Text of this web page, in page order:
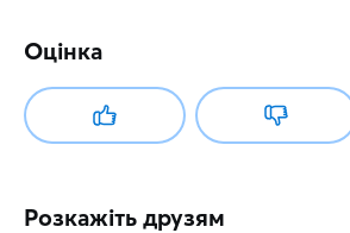
Оцінка
Розкажіть друзям